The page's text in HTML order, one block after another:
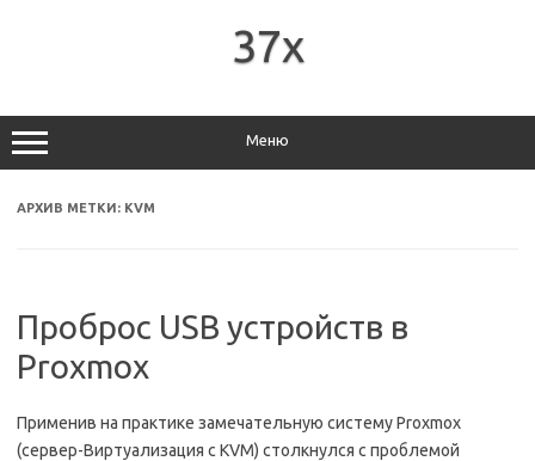
37x
Меню
АРХИВ МЕТКИ: KVM
Проброс USB устройств в
Proxmox
Применив на практике замечательную систему Proxmox
(cервер-Виртуализация с KVM) столкнулся с проблемой